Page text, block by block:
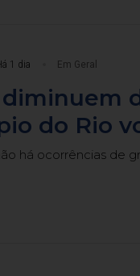
1 dia Em Geral
do Rio
há ocorrências de